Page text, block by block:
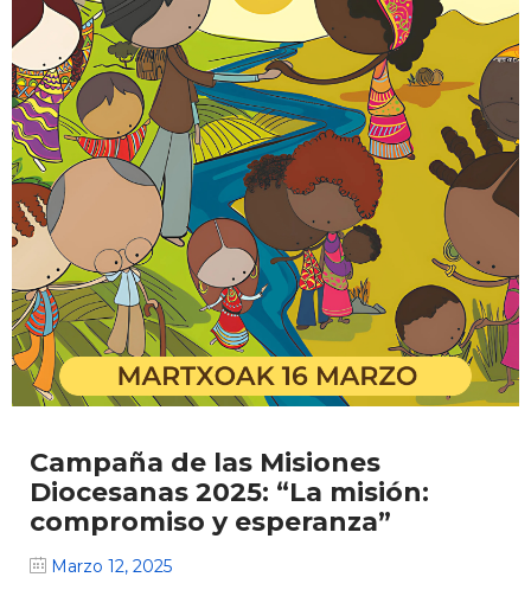
Campaña de las Misiones
Diocesanas 2025: “La misión:
compromiso y esperanza”
Marzo 12, 2025